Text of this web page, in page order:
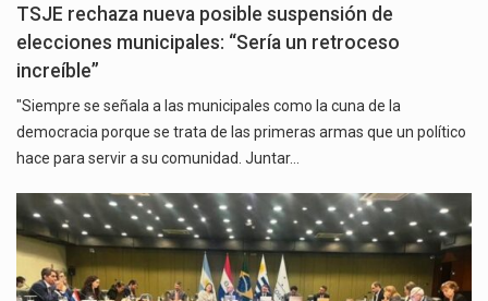
TSJE rechaza nueva posible suspensión de
elecciones municipales: “Sería un retroceso
increíble”
"Siempre se señala a las municipales como la cuna de la
democracia porque se trata de las primeras armas que un político
hace para servir a su comunidad. Juntar…